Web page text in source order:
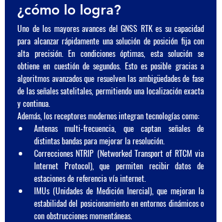
¿cómo lo logra?
Uno de los mayores avances del GNSS RTK es su capacidad
para alcanzar rápidamente una solución de posición fija con
alta precisión. En condiciones óptimas, esta solución se
obtiene en cuestión de segundos. Esto es posible gracias a
algoritmos avanzados que resuelven las ambigüedades de fase
de las señales satelitales, permitiendo una localización exacta
y continua.
Además, los receptores modernos integran tecnologías como:
Antenas multi-frecuencia , que captan señales de
distintas bandas para mejorar la resolución.
Correcciones NTRIP (Networked Transport of RTCM via
Internet Protocol), que permiten recibir datos de
estaciones de referencia vía internet.
IMUs (Unidades de Medición Inercial) , que mejoran la
estabilidad del posicionamiento en entornos dinámicos o
con obstrucciones momentáneas.